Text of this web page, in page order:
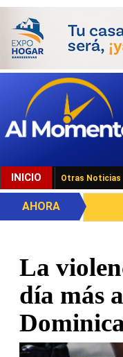
INICIO Otras Noticias
AHORA
La
día más